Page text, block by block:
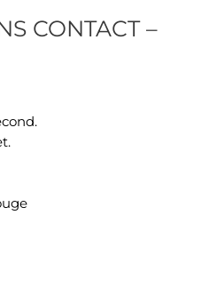
CONTACT –